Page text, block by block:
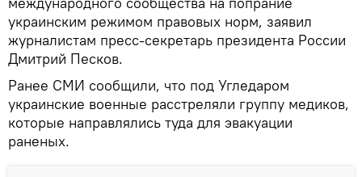
украинским режимом правовых норм, заявил
журналистам пресс-секретарь президента России
Дмитрий Песков.
Ранее СМИ сообщили, что под Угледаром
украинские военные расстреляли группу медиков,
которые направлялись туда для эвакуации
раненых.